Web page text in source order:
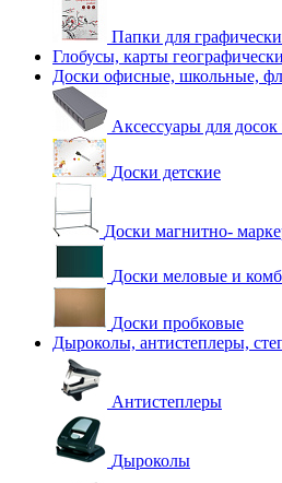
Папки для
Глобусы, карты
Доски офисные, школьные,
Аксессуары для
Доски детские
Доски магнитно-
Доски меловые и
Доски пробковые
Дыроколы, антистеплеры,
Антистеплеры
Дыроколы